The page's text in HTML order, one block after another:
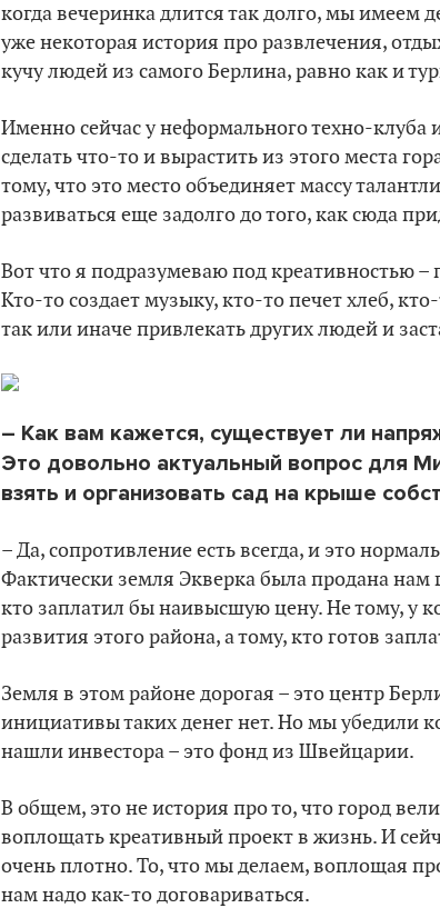
когда вечеринка длится так долго, мы имеем
уже некоторая история про развлечения,
кучу людей из самого Берлина, равно как и
Именно сейчас у неформального техно-
сделать что-то и вырастить из этого места
тому, что это место объединяет массу
развиваться еще задолго до того, как сюда
Вот что я подразумеваю под креативностью
Кто-то создает музыку, кто-то печет хлеб,
так или иначе привлекать других людей и
– Как вам кажется, существует ли
Это довольно актуальный вопрос для
взять и организовать сад на крыше
– Да, сопротивление есть всегда, и это
Фактически земля Экверка была продана нам
кто заплатил бы наивысшую цену. Не тому, у
развития этого района, а тому, кто готов
Земля в этом районе дорогая – это центр
инициативы таких денег нет. Но мы убедили
нашли инвестора – это фонд из Швейцарии.
В общем, это не история про то, что город
воплощать креативный проект в жизнь. И
очень плотно. То, что мы делаем, воплощая
нам надо как-то договариваться.